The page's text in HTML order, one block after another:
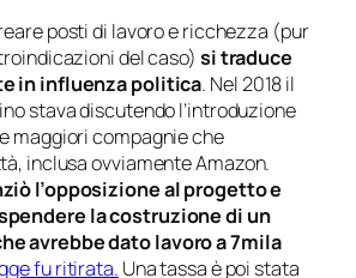
posti di lavoro e ricchezza (pur
del caso) si traduce
in influenza politica. Nel 2018 il
stava discutendo l’introduzione
maggiori compagnie che
inclusa ovviamente Amazon.
l’opposizione al progetto e
la costruzione di un
avrebbe dato lavoro a 7mila
fu ritirata. Una tassa è poi stata